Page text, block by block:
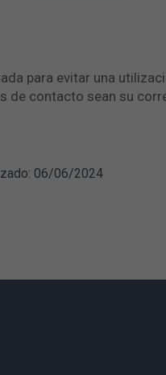
para evitar una
de contacto sean su
06/06/2024